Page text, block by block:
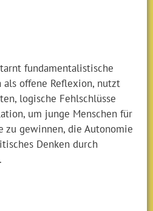
fundamentalistische
als offene Reflexion, nutzt
logische Fehlschlüsse
um junge Menschen für
gewinnen, die Autonomie
Denken durch